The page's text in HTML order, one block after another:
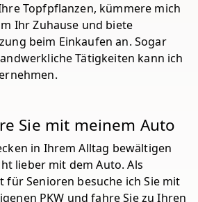
Topfpflanzen, kümmere mich
Ihr Zuhause und biete
beim Einkaufen an. Sogar
Tätigkeiten kann ich
Sie mit meinem Auto
in Ihrem Alltag bewältigen
lieber mit dem Auto. Als
für Senioren besuche ich Sie mit
PKW und fahre Sie zu Ihren